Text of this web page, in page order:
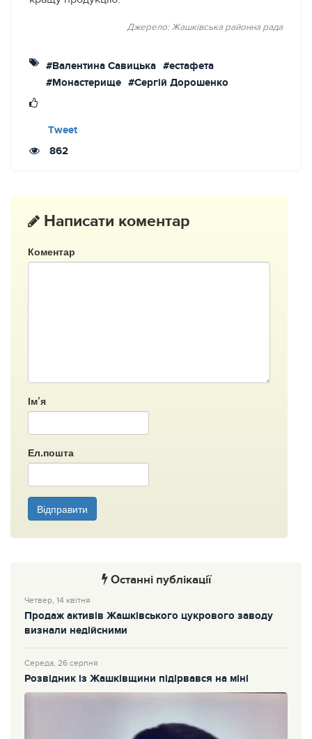
Джерело: Жашківська районна рада
#Валентина Савицька #естафета
#Монастерище #Сергій Дорошенко
Tweet
862
Написати коментар
Коментар
Ім’я
Ел.пошта
Відправити
Останні публікації
Четвер, 14 квітня
Продаж активів Жашківського цукрового заводу
визнали недійсними
Середа, 26 серпня
Розвідник із Жашківщини підірвався на міні